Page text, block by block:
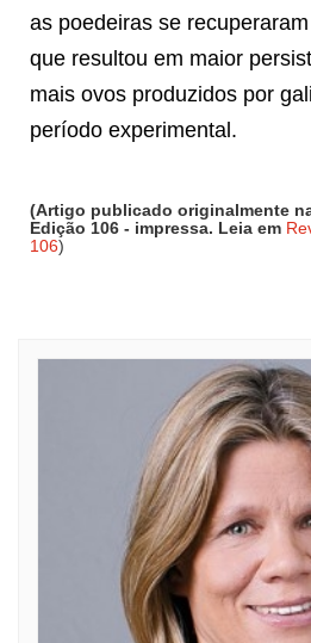
as poedeiras se
que resultou em maior
mais ovos produzidos por
período experimental.
(Artigo publicado originalmente
Edição 106 - impressa. Leia em
106)